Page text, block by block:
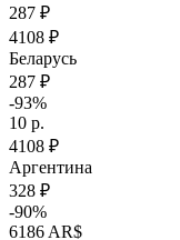
287 ₽
4108 ₽
Беларусь
287 ₽
-93%
10 р.
4108 ₽
Аргентина
328 ₽
-90%
6186 AR$